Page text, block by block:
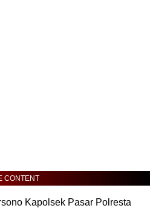
CONTENT
Kapolsek Pasar Polresta